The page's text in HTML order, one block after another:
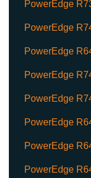
PowerEdge
PowerEdge
PowerEdge
PowerEdge
PowerEdge
PowerEdge
PowerEdge
PowerEdge